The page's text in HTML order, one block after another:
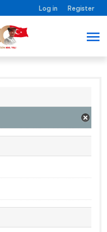
Log in Register